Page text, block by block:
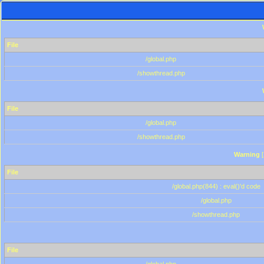
File
/global.php
/showthread.php
File
/global.php
/showthread.php
Warning
File
/global.php(844) : eval()'d code
/global.php
/showthread.php
File